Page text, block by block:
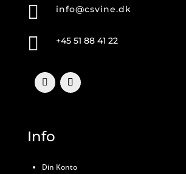
 info@csvine.dk
 +45 51 88 41 22
Info
Din Konto